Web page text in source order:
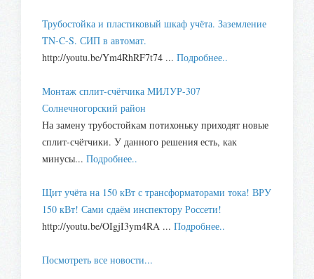
Трубостойка и пластиковый шкаф учёта. Заземление
TN-C-S. СИП в автомат.
http://youtu.be/Ym4RhRF7t74 ... Подробнее..
Монтаж сплит-счётчика МИЛУР-307
Солнечногорский район
На замену трубостойкам потихоньку приходят новые
сплит-счётчики. У данного решения есть, как
минусы... Подробнее..
Щит учёта на 150 кВт с трансформаторами тока! ВРУ
150 кВт! Сами сдаём инспектору Россети!
http://youtu.be/OIgjI3ym4RA ... Подробнее..
Посмотреть все новости...